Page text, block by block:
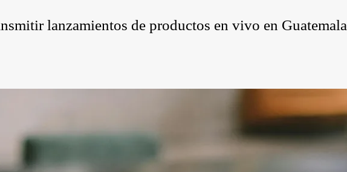
lanzamientos de productos en vivo en Guatemala